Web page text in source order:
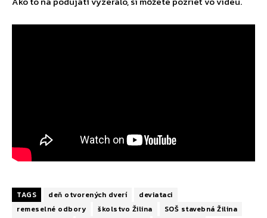
TAGS deň otvorených dverí
deviataci
remeselné odbory
školstvo Žilina
SOŠ stavebná Žilina